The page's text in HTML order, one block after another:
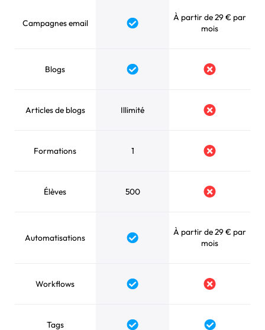
Campagnes email
À partir de 29 € par
mois
Blogs
Articles de blogs Illimité
Formations 1
Élèves 500
Automatisations
À partir de 29 € par
mois
Workflows
Tags